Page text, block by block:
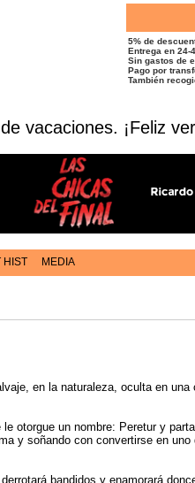
5% de
Entrega en 24-
Sin gastos de
Pago por
También
vacaciones. ¡Feliz
HIST MEDIA
en la naturaleza, oculta en
otorgue un nombre: Peretur y
y soñando con convertirse en uno
bandidos y enamorará